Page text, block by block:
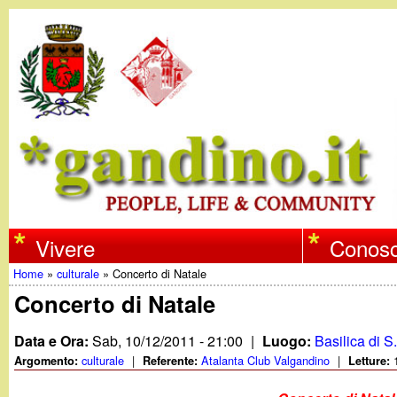
w
w
w
.
Vivere
Tu
sei
qui
Home »culturale »Concerto di Natale
Concerto di Natale
Data e Ora:Sab, 10/12/2011 - 21:00 | Luogo: Basilica di
Argomento:culturale | Referente:Atalanta Club Valgandino | Letture: